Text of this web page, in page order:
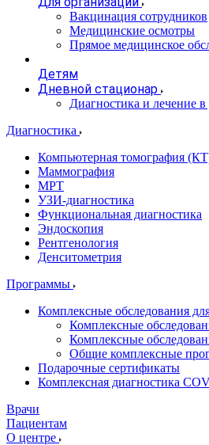
Вакцинация сотрудников
Медицинские осмотры
Прямое медицинское
Детям
Дневной стационар
Диагностика и лечение
Диагностика
Компьютерная томография
Маммография
МРТ
УЗИ-диагностика
Функциональная диагностика
Эндоскопия
Рентгенология
Денситометрия
Программы
Комплексные обследования
Комплексные
Комплексные
Общие комплексные
Подарочные сертификаты
Комплексная диагностика
Врачи
Пациентам
О центре